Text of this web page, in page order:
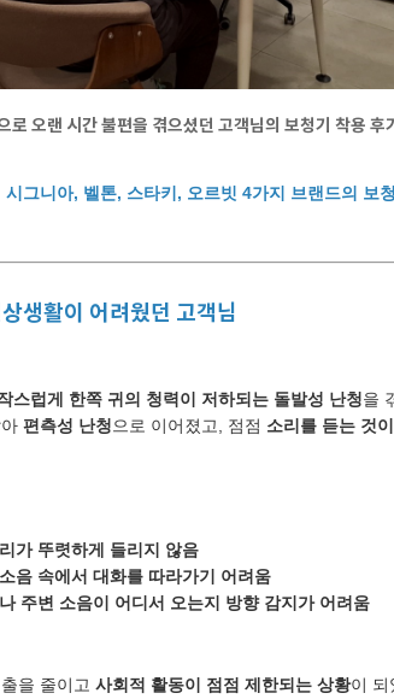
로 오랜 시간 불편을 겪으셨던 고객님의 보청기 착용 후
시그니아, 벨톤, 스타키, 오르빗 4가지 브랜드의 보
생활이 어려웠던 고객님
스럽게 한쪽 귀의 청력이 저하되는 돌발성 난청을
편측성 난청으로 이어졌고, 점점 소리를 듣는 것
가 뚜렷하게 들리지 않음
음 속에서 대화를 따라가기 어려움
주변 소음이 어디서 오는지 방향 감지가 어려움
을 줄이고 사회적 활동이 점점 제한되는 상황이 되